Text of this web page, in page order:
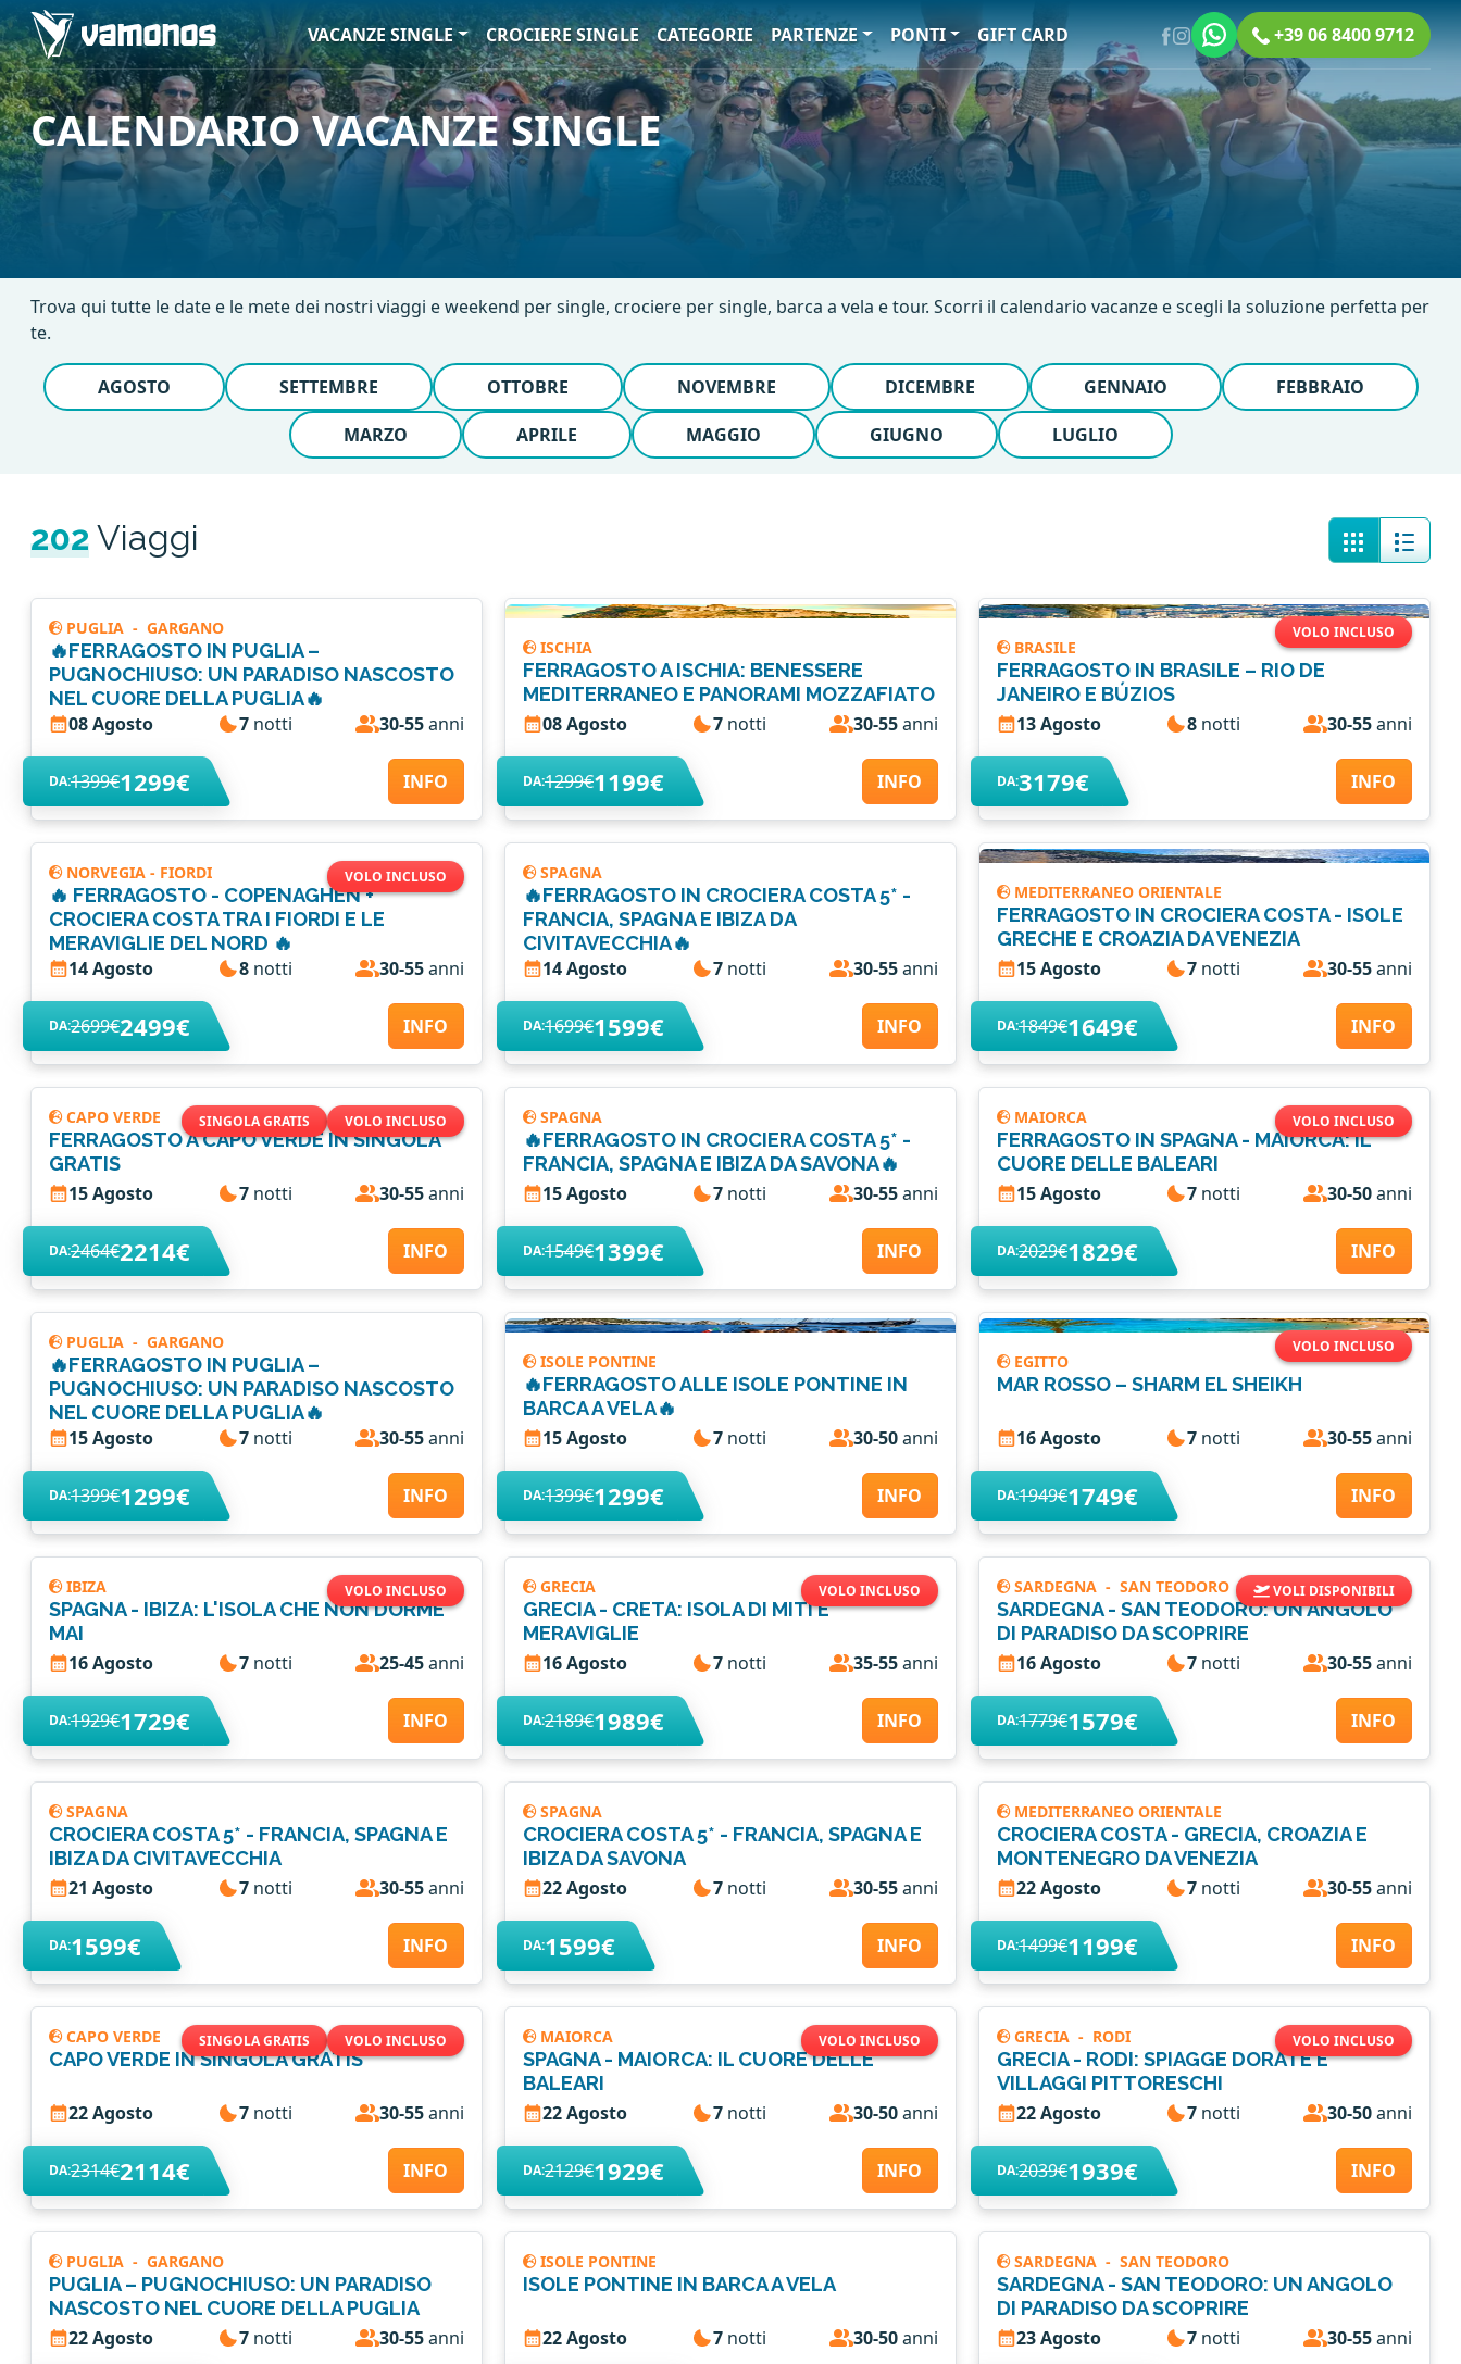
VACANZE SINGLE CROCIERE SINGLE CATEGORIE PARTENZE PONTI GIFT CARD +39 06 8400 9712
CALENDARIO VACANZE SINGLE
Trova qui tutte le date e le mete dei nostri viaggi e weekend per single, crociere per single, barca a vela e tour. Scorri il calendario vacanze e scegli la soluzione perfetta per
te.
AGOSTO SETTEMBRE OTTOBRE NOVEMBRE DICEMBRE GENNAIO
FEBBRAIO
MARZO
APRILE MAGGIO GIUGNO LUGLIO
202Viaggi
PUGLIA - GARGANO
🔥FERRAGOSTO IN PUGLIA –
PUGNOCHIUSO: UN PARADISO NASCOSTO
NEL CUORE DELLA PUGLIA🔥
08 Agosto 7notti 30-55anni
DA:1399€1299€ INFO
ISCHIA
FERRAGOSTO A ISCHIA: BENESSERE
MEDITERRANEO E PANORAMI MOZZAFIATO
08 Agosto 7notti 30-55anni
DA:1299€1199€ INFO
VOLO INCLUSO
BRASILE
FERRAGOSTO IN BRASILE – RIO DE
JANEIRO E BÚZIOS
13 Agosto 8notti 30-55anni
DA:3179€ INFO
VOLO INCLUSO
NORVEGIA - FIORDI
🔥 FERRAGOSTO - COPENAGHEN +
CROCIERA COSTA TRA I FIORDI E LE
MERAVIGLIE DEL NORD 🔥
14 Agosto 8notti 30-55anni
DA:2699€2499€ INFO
SPAGNA
🔥FERRAGOSTO IN CROCIERA COSTA 5* -
FRANCIA, SPAGNA E IBIZA DA
CIVITAVECCHIA🔥
14 Agosto 7notti 30-55anni
DA:1699€1599€ INFO
MEDITERRANEO ORIENTALE
FERRAGOSTO IN CROCIERA COSTA - ISOLE
GRECHE E CROAZIA DA VENEZIA
15 Agosto 7notti 30-55anni
DA:1849€1649€ INFO
SINGOLA GRATIS VOLO INCLUSO
CAPO VERDE
FERRAGOSTO A CAPO VERDE IN SINGOLA
GRATIS
15 Agosto 7notti 30-55anni
DA:2464€2214€ INFO
SPAGNA
🔥FERRAGOSTO IN CROCIERA COSTA 5* -
FRANCIA, SPAGNA E IBIZA DA SAVONA🔥
15 Agosto 7notti 30-55anni
DA:1549€1399€ INFO
VOLO INCLUSO
MAIORCA
FERRAGOSTO IN SPAGNA - MAIORCA: IL
CUORE DELLE BALEARI
15 Agosto 7notti 30-50anni
DA:2029€1829€ INFO
PUGLIA - GARGANO
🔥FERRAGOSTO IN PUGLIA –
PUGNOCHIUSO: UN PARADISO NASCOSTO
NEL CUORE DELLA PUGLIA🔥
15 Agosto 7notti 30-55anni
DA:1399€1299€ INFO
ISOLE PONTINE
🔥FERRAGOSTO ALLE ISOLE PONTINE IN
BARCA A VELA🔥
15 Agosto 7notti 30-50anni
DA:1399€1299€ INFO
VOLO INCLUSO
EGITTO
MAR ROSSO – SHARM EL SHEIKH
16 Agosto 7notti 30-55anni
DA:1949€1749€ INFO
VOLO INCLUSO
IBIZA
SPAGNA - IBIZA: L'ISOLA CHE NON DORME
MAI
16 Agosto 7notti 25-45anni
DA:1929€1729€ INFO
VOLO INCLUSO
GRECIA
GRECIA - CRETA: ISOLA DI MITI E
MERAVIGLIE
16 Agosto 7notti 35-55anni
DA:2189€1989€ INFO
VOLI DISPONIBILI
SARDEGNA - SAN TEODORO
SARDEGNA - SAN TEODORO: UN ANGOLO
DI PARADISO DA SCOPRIRE
16 Agosto 7notti 30-55anni
DA:1779€1579€ INFO
SPAGNA
CROCIERA COSTA 5* - FRANCIA, SPAGNA E
IBIZA DA CIVITAVECCHIA
21 Agosto 7notti 30-55anni
DA:1599€ INFO
SPAGNA
CROCIERA COSTA 5* - FRANCIA, SPAGNA E
IBIZA DA SAVONA
22 Agosto 7notti 30-55anni
DA:1599€ INFO
MEDITERRANEO ORIENTALE
CROCIERA COSTA - GRECIA, CROAZIA E
MONTENEGRO DA VENEZIA
22 Agosto 7notti 30-55anni
DA:1499€1199€ INFO
SINGOLA GRATIS VOLO INCLUSO
CAPO VERDE
CAPO VERDE IN SINGOLA GRATIS
22 Agosto 7notti 30-55anni
DA:2314€2114€ INFO
VOLO INCLUSO
MAIORCA
SPAGNA - MAIORCA: IL CUORE DELLE
BALEARI
22 Agosto 7notti 30-50anni
DA:2129€1929€ INFO
VOLO INCLUSO
GRECIA - RODI
GRECIA - RODI: SPIAGGE DORATE E
VILLAGGI PITTORESCHI
22 Agosto 7notti 30-50anni
DA:2039€1939€ INFO
PUGLIA - GARGANO
PUGLIA – PUGNOCHIUSO: UN PARADISO
NASCOSTO NEL CUORE DELLA PUGLIA
22 Agosto 7notti 30-55anni
ISOLE PONTINE
ISOLE PONTINE IN BARCA A VELA
22 Agosto 7notti 30-50anni
SARDEGNA - SAN TEODORO
SARDEGNA - SAN TEODORO: UN ANGOLO
DI PARADISO DA SCOPRIRE
23 Agosto 7notti 30-55anni